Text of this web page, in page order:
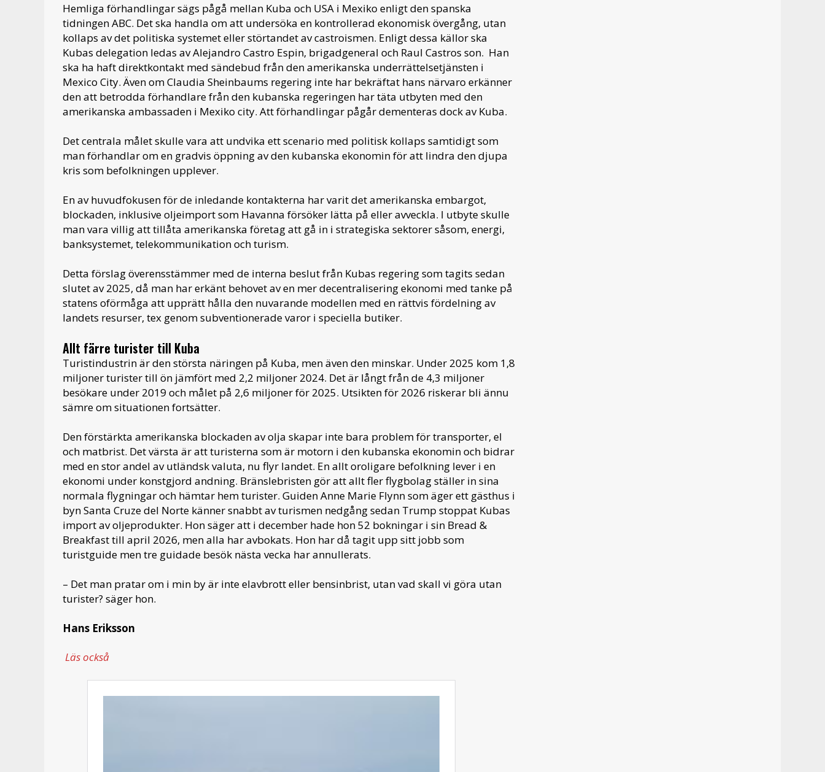
Hemliga förhandlingar sägs pågå mellan Kuba och USA i Mexiko enligt den spanska
tidningen ABC. Det ska handla om att undersöka en kontrollerad ekonomisk övergång, utan
kollaps av det politiska systemet eller störtandet av castroismen. Enligt dessa källor ska
Kubas delegation ledas av Alejandro Castro Espin, brigadgeneral och Raul Castros son. Han
ska ha haft direktkontakt med sändebud från den amerikanska underrättelsetjänsten i
Mexico City. Även om Claudia Sheinbaums regering inte har bekräftat hans närvaro erkänner
den att betrodda förhandlare från den kubanska regeringen har täta utbyten med den
amerikanska ambassaden i Mexiko city. Att förhandlingar pågår dementeras dock av Kuba.
Det centrala målet skulle vara att undvika ett scenario med politisk kollaps samtidigt som
man förhandlar om en gradvis öppning av den kubanska ekonomin för att lindra den djupa
kris som befolkningen upplever.
En av huvudfokusen för de inledande kontakterna har varit det amerikanska embargot,
blockaden, inklusive oljeimport som Havanna försöker lätta på eller avveckla. I utbyte skulle
man vara villig att tillåta amerikanska företag att gå in i strategiska sektorer såsom, energi,
banksystemet, telekommunikation och turism.
Detta förslag överensstämmer med de interna beslut från Kubas regering som tagits sedan
slutet av 2025, då man har erkänt behovet av en mer decentralisering ekonomi med tanke på
statens oförmåga att upprätt hålla den nuvarande modellen med en rättvis fördelning av
landets resurser, tex genom subventionerade varor i speciella butiker.
Allt färre turister till Kuba
Turistindustrin är den största näringen på Kuba, men även den minskar. Under 2025 kom 1,8
miljoner turister till ön jämfört med 2,2 miljoner 2024. Det är långt från de 4,3 miljoner
besökare under 2019 och målet på 2,6 miljoner för 2025. Utsikten för 2026 riskerar bli ännu
sämre om situationen fortsätter.
Den förstärkta amerikanska blockaden av olja skapar inte bara problem för transporter, el
och matbrist. Det värsta är att turisterna som är motorn i den kubanska ekonomin och bidrar
med en stor andel av utländsk valuta, nu flyr landet. En allt oroligare befolkning lever i en
ekonomi under konstgjord andning. Bränslebristen gör att allt fler flygbolag ställer in sina
normala flygningar och hämtar hem turister. Guiden Anne Marie Flynn som äger ett gästhus i
byn Santa Cruze del Norte känner snabbt av turismen nedgång sedan Trump stoppat Kubas
import av oljeprodukter. Hon säger att i december hade hon 52 bokningar i sin Bread &
Breakfast till april 2026, men alla har avbokats. Hon har då tagit upp sitt jobb som
turistguide men tre guidade besök nästa vecka har annullerats.
– Det man pratar om i min by är inte elavbrott eller bensinbrist, utan vad skall vi göra utan
turister? säger hon.
Hans Eriksson
Läs också